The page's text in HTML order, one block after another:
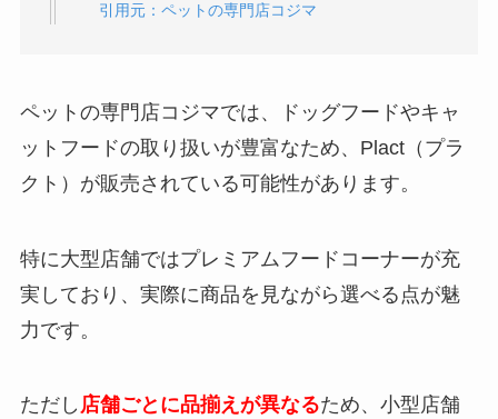
ハッピーキャットはどこで売ってる？楽天や
Amazonの最安値は？
理由と後悔しない飼い方！
キングTOP10！食いつき・成分・価格で比較す
AATU（アートゥー）はどこで売ってる？楽天
やAmazonの最安値は？
ミヌエットは性格悪い？そう言われる7つの理
由と後悔しない飼い方！
Komoro Premium Venison Wet Foodはどこ
引用元：ペットの専門店コジマ
ペットの専門店コジマでは、ドッグフードやキャ
ットフードの取り扱いが豊富なため、Plact（プラ
クト）が販売されている可能性があります。
特に大型店舗ではプレミアムフードコーナーが充
実しており、実際に商品を見ながら選べる点が魅
力です。
ただし 店舗ごとに品揃えが異なるため、小型店舗